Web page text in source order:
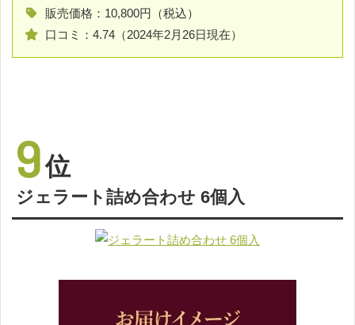
販売価格：10,800円（税込）
口コミ：4.74（2024年2月26日現在）
9位
ジェラート詰め合わせ 6個入